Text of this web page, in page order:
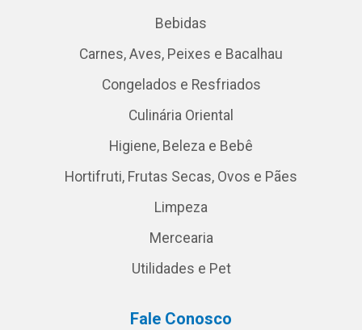
Bebidas
Carnes, Aves, Peixes e Bacalhau
Congelados e Resfriados
Culinária Oriental
Higiene, Beleza e Bebê
Hortifruti, Frutas Secas, Ovos e Pães
Limpeza
Mercearia
Utilidades e Pet
Fale Conosco